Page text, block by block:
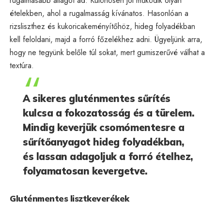
ételekben, ahol a rugalmasság kívánatos. Hasonlóan a
rizsliszthez és kukoricakeményítőhöz, hideg folyadékban
kell feloldani, majd a forró főzelékhez adni. Ügyeljünk arra,
hogy ne tegyünk belőle túl sokat, mert gumiszerűvé válhat a
textúra.
A sikeres gluténmentes sűrítés
kulcsa a fokozatosság és a türelem.
Mindig keverjük csomómentesre a
sűrítőanyagot hideg folyadékban,
és lassan adagoljuk a forró ételhez,
folyamatosan kevergetve.
Gluténmentes lisztkeverékek